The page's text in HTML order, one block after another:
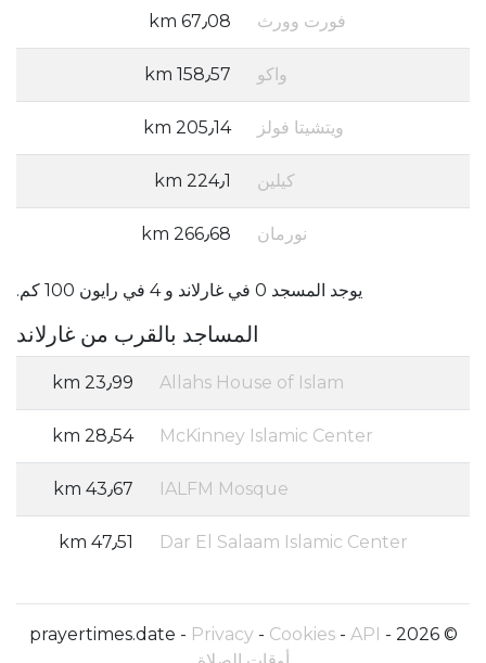
فورت وورث 67٫08 km
واكو 158٫57 km
ويتشيتا فولز 205٫14 km
كيلين 224٫1 km
نورمان 266٫68 km
يوجد المسجد 0 في غارلاند و 4 في رايون 100 كم.
المساجد بالقرب من غارلاند
Allahs House of Islam 23٫99 km
McKinney Islamic Center 28٫54 km
IALFM Mosque 43٫67 km
Dar El Salaam Islamic Center 47٫51 km
© 2026 - prayertimes.date -
Privacy- Cookies- API